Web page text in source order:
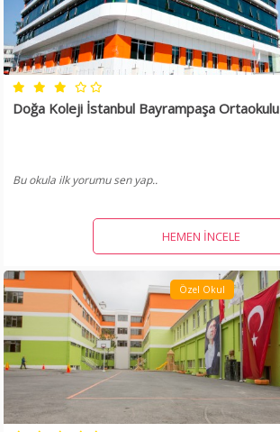
Doğa Koleji İstanbul Bayrampaşa Ortaokulu
Bu okula ilk yorumu sen yap..
HEMEN İNCELE
Özel Okul